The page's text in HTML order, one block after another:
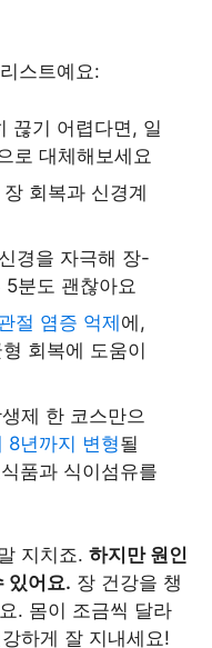
스트예요:
끊기 어렵다면, 일
로 대체해보세요
회복과 신경계
경을 자극해 장-
분도 괜찮아요
절 염증 억제 에,
회복에 도움이
제 한 코스만으
8년까지 변형될
품과 식이섬유를
지치죠. 하지만 원인
있어요. 장 건강을 챙
. 몸이 조금씩 달라
하게 잘 지내세요!